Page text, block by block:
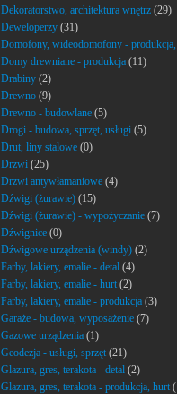
Dekoratorstwo, architektura wnętrz (29)
Deweloperzy (31)
Domofony, wideodomofony - produkcja,
Domy drewniane - produkcja (11)
Drabiny (2)
Drewno (9)
Drewno - budowlane (5)
Drogi - budowa, sprzęt, usługi (5)
Drut, liny stalowe (0)
Drzwi (25)
Drzwi antywłamaniowe (4)
Dźwigi (żurawie) (15)
Dźwigi (żurawie) - wypożyczanie (7)
Dźwignice (0)
Dźwigowe urządzenia (windy) (2)
Farby, lakiery, emalie - detal (4)
Farby, lakiery, emalie - hurt (2)
Farby, lakiery, emalie - produkcja (3)
Garaże - budowa, wyposażenie (7)
Gazowe urządzenia (1)
Geodezja - usługi, sprzęt (21)
Glazura, gres, terakota - detal (2)
Glazura, gres, terakota - produkcja, hurt